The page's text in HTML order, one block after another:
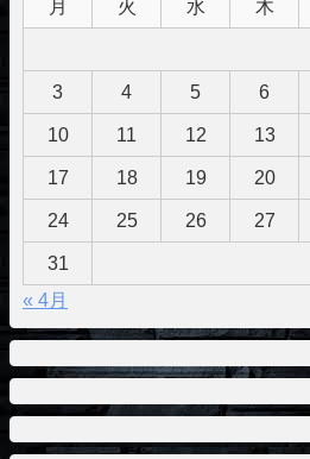
月 火 水 木
3 4 5 6
10 11 12 13
17 18 19 20
24 25 26 27
31
« 4月